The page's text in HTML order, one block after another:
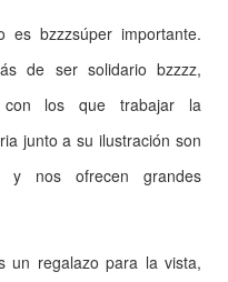
es bzzzsúper importante.
de ser solidario bzzzz,
con los que trabajar la
junto a su ilustración son
y nos ofrecen grandes
un regalazo para la vista,